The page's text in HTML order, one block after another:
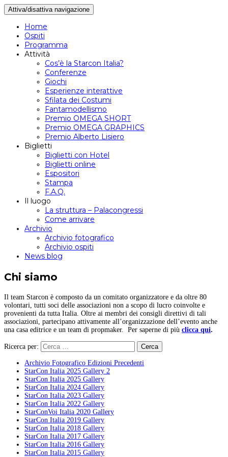
Attiva/disattiva navigazione
Home
Ospiti
Programma
Attività
Cos’è la Starcon Italia?
Conferenze
Giochi
Esperienze interattive
Sfilata dei Costumi
Fantamodellismo
Premio OMEGA SHORT
Premio OMEGA GRAPHICS
Premio Alberto Lisiero
Biglietti
Biglietti con Hotel
Biglietti online
Espositori
Stampa
F.A.Q.
Il luogo
La struttura – Palacongressi
Come arrivare
Archivio
Archivio fotografico
Archivio ospiti
News blog
Chi siamo
Il team Starcon è composto da un comitato organizzatore e da oltre 80
volontari, tutti soci delle associazioni non a scopo di lucro coinvolte e
provenienti da tutta Italia. Oltre ai membri dei consigli direttivi di tali
associazioni, partecipano attivamente all’organizzazione dell’evento anche
una casa editrice e un team di propmaker. Per saperne di più clicca qui.
Ricerca per:
Archivio Fotografico Edizioni Precedenti
StarCon Italia 2025 Gallery 2
StarCon Italia 2025 Gallery
StarCon Italia 2024 Gallery
StarCon Italia 2023 Gallery
StarCon Italia 2022 Gallery
StarConVoi Italia 2020 Gallery
StarCon Italia 2019 Gallery
StarCon Italia 2018 Gallery
StarCon Italia 2017 Gallery
StarCon Italia 2016 Gallery
StarCon Italia 2015 Gallery